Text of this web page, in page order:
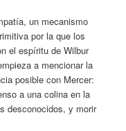
un mecanismo
por la que los
el espíritu de Wilbur
a mencionar la
posible con Mercer:
a una colina en la
desconocidos, y morir